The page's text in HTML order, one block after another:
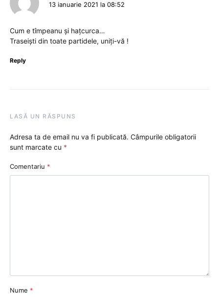
13 ianuarie 2021 la 08:52
Cum e tîmpeanu și hațcurca…
Traseiști din toate partidele, uniți-vă !
Reply
LASĂ UN RĂSPUNS
Adresa ta de email nu va fi publicată. Câmpurile obligatorii
sunt marcate cu *
Comentariu *
Nume *